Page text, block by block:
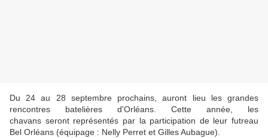
Du 24 au 28 septembre prochains, auront lieu les grandes
rencontres batelières d'Orléans. Cette année, les
chavans seront représentés par la participation de leur futreau
Bel Orléans (équipage : Nelly Perret et Gilles Aubague).